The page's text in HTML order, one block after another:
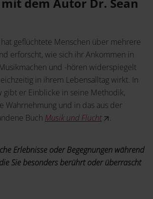
anfordern
dem Autor Dr. Sean
hat geflüchtete Menschen über mehrere
erforscht, wie sich ihr Ankommen in
und -hören widerspiegelt
in ihrem Lebensalltag wirkt. In
gibt er Einblicke in seine Methodik,
Wahrnehmung und in das aus der
Buch Musik und Flucht .
Erlebnisse oder Begegnungen während
Sie besonders berührt oder überrascht